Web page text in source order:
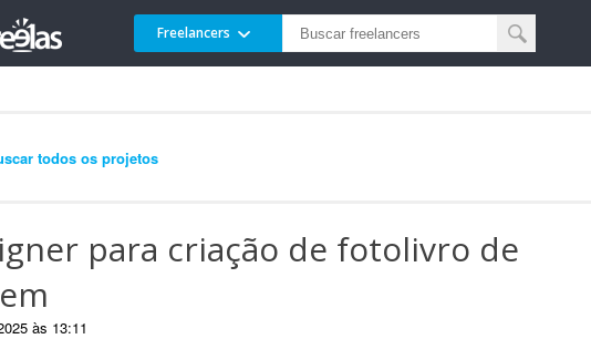
Freelancers
todos os projetos
para criação de fotolivro de
às 13:11